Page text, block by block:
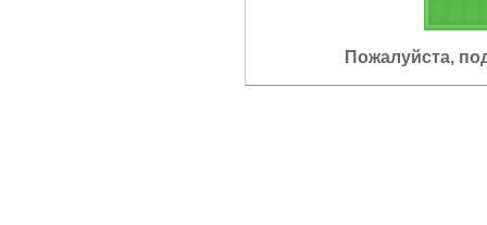
Пожалуйста,